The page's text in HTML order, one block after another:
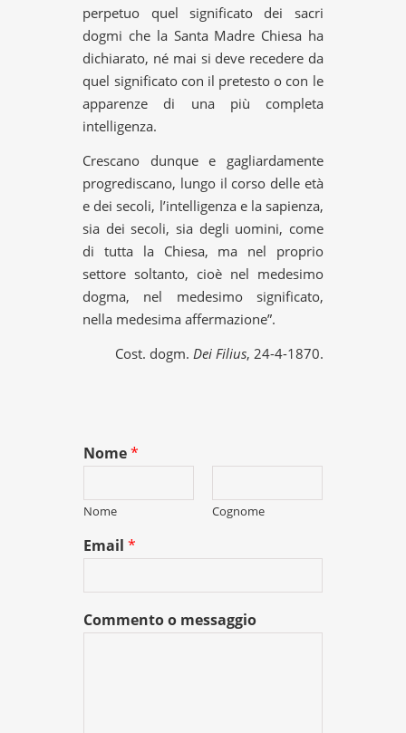
perpetuo quel significato dei sacri
dogmi che la Santa Madre Chiesa ha
dichiarato, né mai si deve recedere da
quel significato con il pretesto o con le
apparenze di una più completa
intelligenza.
Crescano dunque e gagliardamente
progrediscano, lungo il corso delle età
e dei secoli, l’intelligenza e la sapienza,
sia dei secoli, sia degli uomini, come
di tutta la Chiesa, ma nel proprio
settore soltanto, cioè nel medesimo
dogma, nel medesimo significato,
nella medesima affermazione”.
Cost. dogm. Dei Filius, 24-4-1870.
Nome*
Nome Cognome
Email*
Commento o messaggio